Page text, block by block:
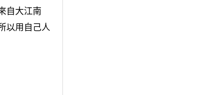
自大江南
以用自己人